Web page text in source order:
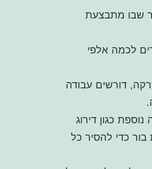
שבו מתבצעת
לכמה אלפי
דורשים עבודה
כגון דירוג
כדי להסיר כל